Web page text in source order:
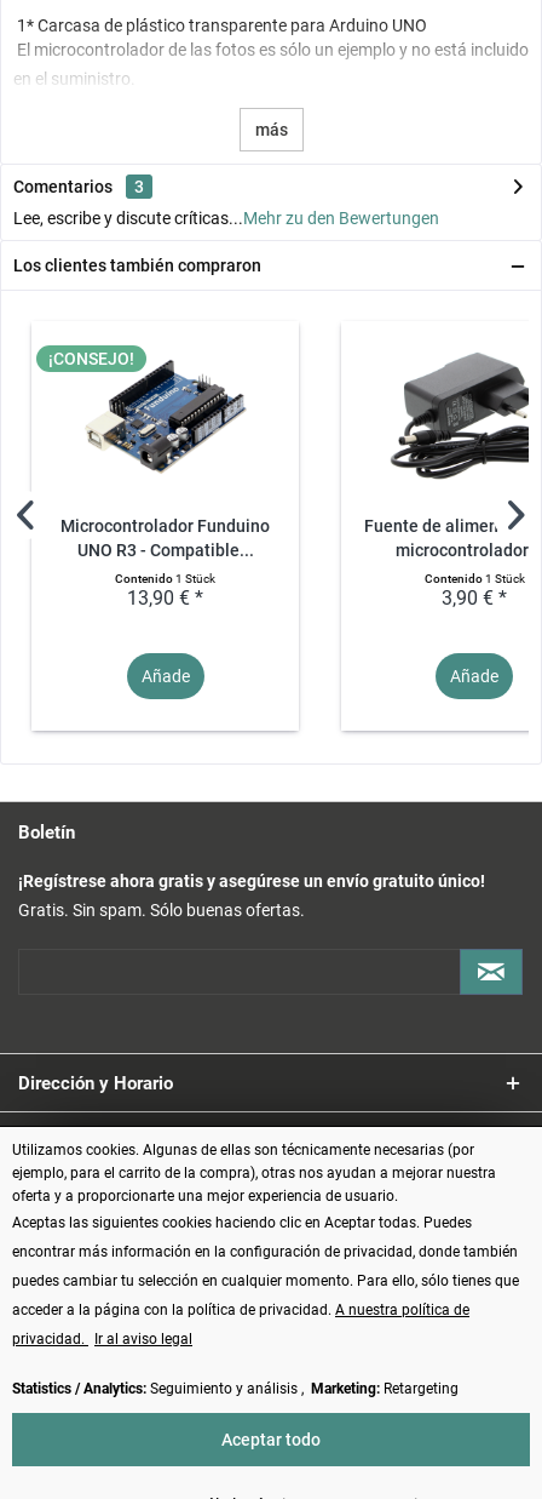
1* Carcasa de plástico transparente para Arduino UNO
El microcontrolador de las fotos es sólo un ejemplo y no está incluido
en el suministro.
más
Comentarios
3
Lee, escribe y discute críticas...Mehr zu den Bewertungen
Los clientes también compraron
¡CONSEJO!
Microcontrolador Funduino
UNO R3 - Compatible...
Contenido1 Stück
13,90 € *
Añade
Fuente de
microcontrolador -
Contenido1 Stück
3,90 € *
Añade
Boletín
¡Regístrese ahora gratis y asegúrese un envío gratuito único!
Gratis. Sin spam. Sólo buenas ofertas.
Dirección y Horario
Servicio
Información
Formas de pago
Vertrag widerrufen
los gastos contra reembolso, si no se indica lo contrario
Utilizamos cookies. Algunas de ellas son técnicamente necesarias (por
ejemplo, para el carrito de la compra), otras nos ayudan a mejorar nuestra
oferta y a proporcionarte una mejor experiencia de usuario.
Aceptas las siguientes cookies haciendo clic en Aceptar todas. Puedes
encontrar más información en la configuración de privacidad, donde también
puedes cambiar tu selección en cualquier momento. Para ello, sólo tienes que
acceder a la página con la política de privacidad. A nuestra política de
privacidad.
Ir al aviso legal
Statistics / Analytics: Seguimiento y análisis , Marketing: Retargeting
Aceptar todo